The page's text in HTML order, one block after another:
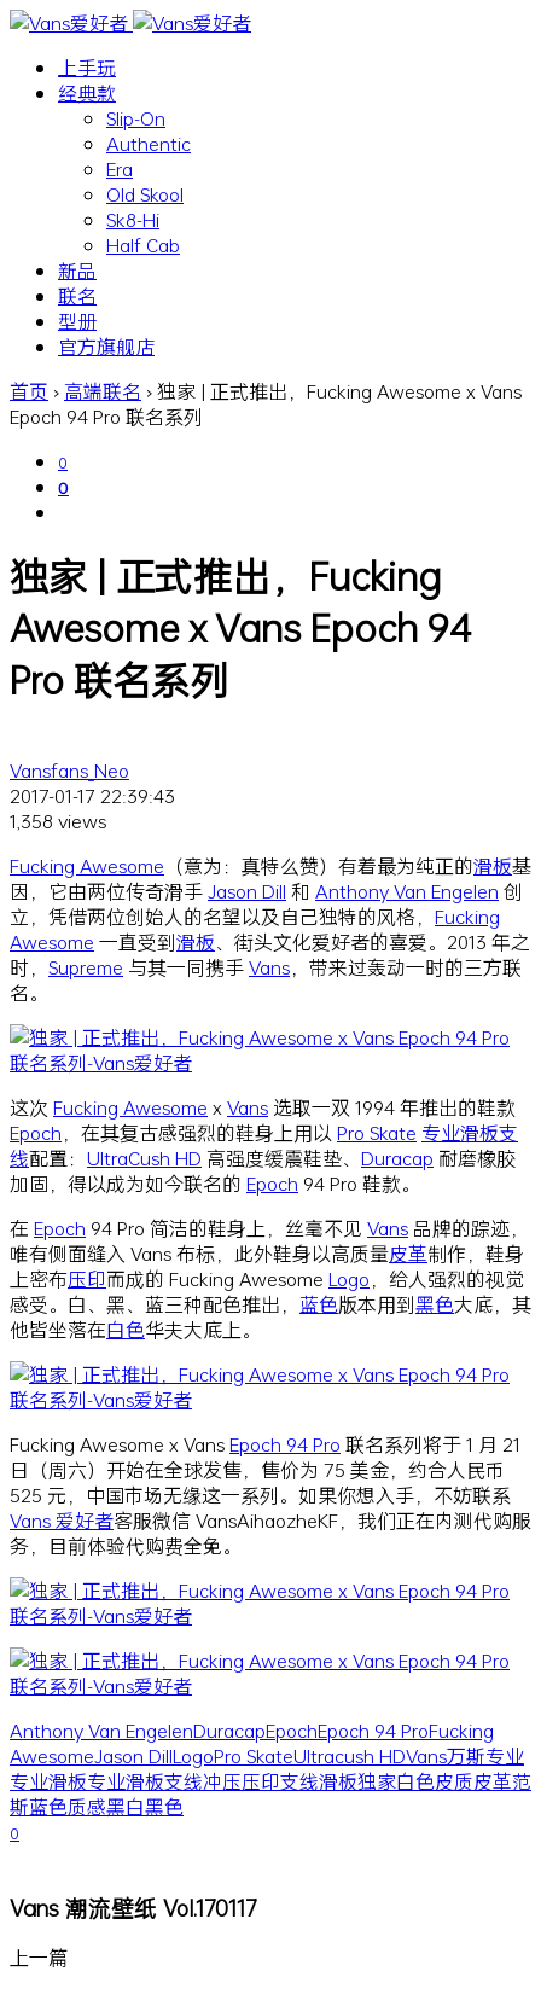
上手玩
经典款
Slip-On
Authentic
Era
Old Skool
Sk8-Hi
Half Cab
新品
联名
型册
官方旗舰店
首页 › 高端联名 ›独家 | 正式推出，Fucking Awesome x Vans
Epoch 94 Pro 联名系列
0
0
独家 | 正式推出，Fucking
Awesome x Vans Epoch 94
Pro 联名系列
Vansfans_Neo
2017-01-17 22:39:43
1,358 views
Fucking Awesome （意为：真特么赞）有着最为纯正的滑板基
因，它由两位传奇滑手Jason Dill 和 Anthony Van Engelen 创
立，凭借两位创始人的名望以及自己独特的风格， Fucking
Awesome 一直受到滑板、街头文化爱好者的喜爱。2013 年之
时， Supreme 与其一同携手Vans ，带来过轰动一时的三方联
名。
这次 Fucking Awesome x Vans 选取一双 1994 年推出的鞋款
Epoch ，在其复古感强烈的鞋身上用以 Pro Skate 专业滑板支
线配置： UltraCush HD 高强度缓震鞋垫、 Duracap 耐磨橡胶
加固，得以成为如今联名的 Epoch 94 Pro 鞋款。
在 Epoch 94 Pro 简洁的鞋身上，丝毫不见 Vans 品牌的踪迹，
唯有侧面缝入 Vans 布标，此外鞋身以高质量皮革制作，鞋身
上密布压印而成的 Fucking Awesome Logo ，给人强烈的视觉
感受。白、黑、蓝三种配色推出， 蓝色版本用到黑色大底，其
他皆坐落在白色华夫大底上。
Fucking Awesome x VansEpoch 94 Pro 联名系列将于 1 月 21
日（周六）开始在全球发售，售价为 75 美金，约合人民币
525 元，中国市场无缘这一系列。如果你想入手，不妨联系
Vans 爱好者客服微信 VansAihaozheKF，我们正在内测代购服
务，目前体验代购费全免。
Anthony Van EngelenDuracapEpochEpoch 94 ProFucking
AwesomeJason DillLogoPro SkateUltracush HDVans万斯专业
专业滑板专业滑板支线冲压压印支线滑板独家白色皮质皮革范
斯蓝色质感黑白黑色
0
Vans 潮流壁纸 Vol.170117
上一篇